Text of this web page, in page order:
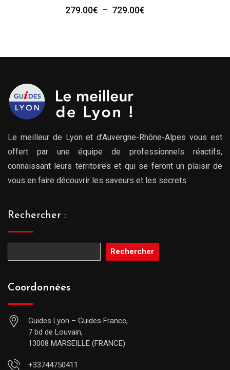
279.00€ – 729.00€
à
Le meilleur de Lyon et d’Auvergne-Rhône-Alpes vous est
offert par une équipe de professionnels réactifs,
connaissant leurs territoires et qui se feront un plaisir de
vous en faire découvrir les saveurs et les secrets.
Rechercher :
Rechercher
Coordonnées
Guides Lyon – Guides France,
7 bd de Louvain,
13008 MARSEILLE (FRANCE)
+33744750411